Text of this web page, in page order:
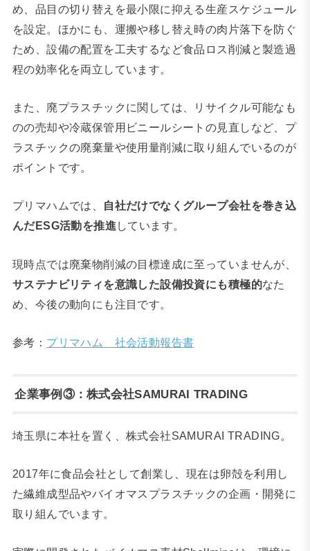
め、品目の切り替えを最小限に抑える生産スケジュール
を設定。ほかにも、運搬や移し替え時の肉片落下を防ぐ
ため、設備の配置を工夫するなど食品ロス削減と製造過
程の効率化を両立しています。
また、廃プラスチックに関しては、リサイクル可能なも
のの売却や冷蔵保管用ビニールシートの見直しなど、プ
ラスチックの廃棄量や使用量削減に取り組んでいるのが
ポイントです。
プリマハムでは、 自社だけでなくグループ会社を巻き込
んだESG活動を推進 しています。
現時点では廃棄物削減の目標達成に至っていませんが、
サステナビリティを意識した設備投資にも積極的なた
め、今後の動向にも注目です。
参考： プリマハム 社会活動報告書
企業事例③：株式会社SAMURAI TRADING
埼玉県に本社を置く、株式会社SAMURAI TRADING。
2017年に食品会社として創業し、現在は卵殻を利用し
た繊維成型品やバイオマスプラスチックの企画・開発に
取り組んでいます。